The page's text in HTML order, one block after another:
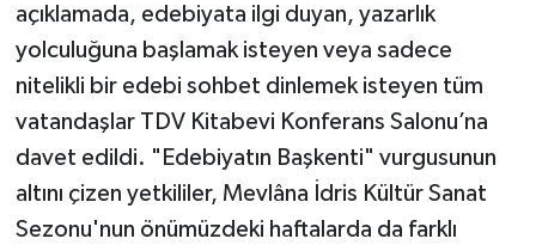
açıklamada, edebiyata ilgi duyan, yazarlık
yolculuğuna başlamak isteyen veya sadece
nitelikli bir edebi sohbet dinlemek isteyen tüm
vatandaşlar TDV Kitabevi Konferans Salonu’na
davet edildi. "Edebiyatın Başkenti" vurgusunun
altını çizen yetkililer, Mevlâna İdris Kültür Sanat
Sezonu'nun önümüzdeki haftalarda da farklı